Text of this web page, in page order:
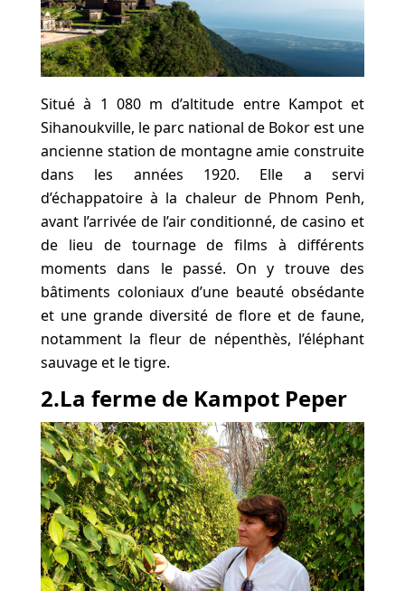
Situé à 1 080 m d’altitude entre Kampot et
Sihanoukville, le parc national de Bokor est une
ancienne station de montagne amie construite
dans les années 1920. Elle a servi
d’échappatoire à la chaleur de Phnom Penh,
avant l’arrivée de l’air conditionné, de casino et
de lieu de tournage de films à différents
moments dans le passé. On y trouve des
bâtiments coloniaux d’une beauté obsédante
et une grande diversité de flore et de faune,
notamment la fleur de népenthès, l’éléphant
sauvage et le tigre.
2.La ferme de Kampot Peper